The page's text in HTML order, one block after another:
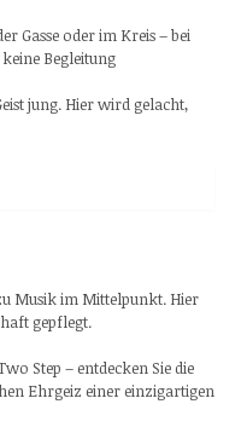
Gasse oder im Kreis – bei
Begleitung
jung. Hier wird gelacht,
Musik im Mittelpunkt. Hier
gepflegt.
Step – entdecken Sie die
Ehrgeiz einer einzigartigen